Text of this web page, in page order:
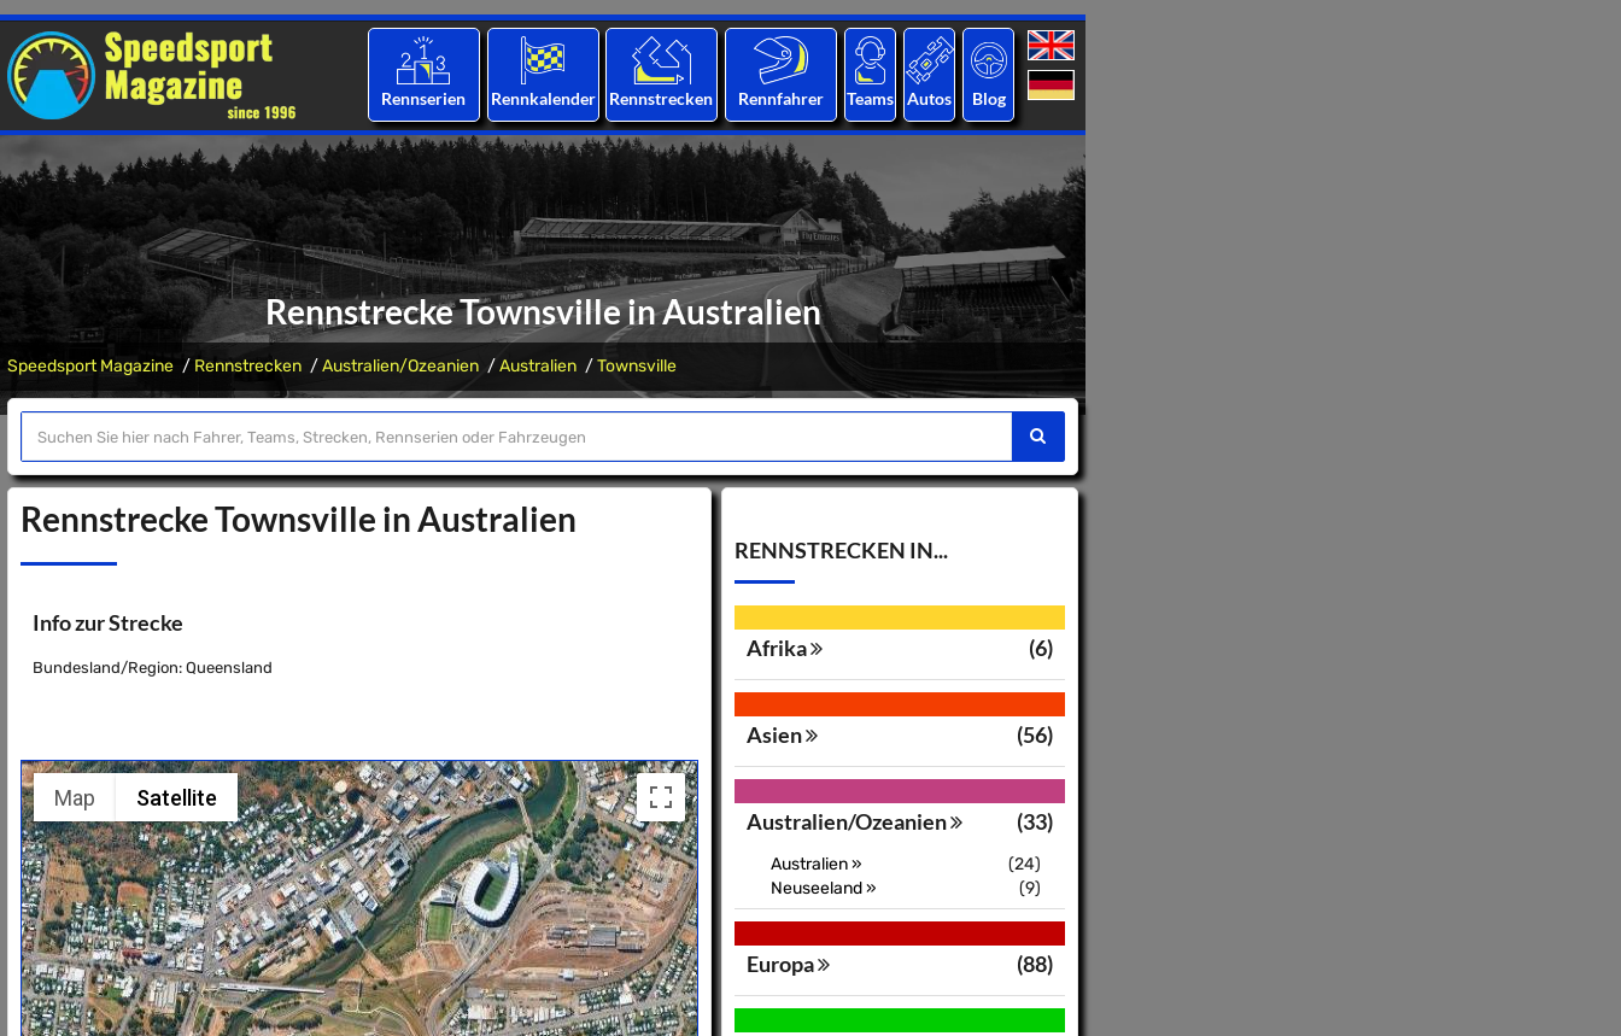
Rennserien Rennkalender Rennstrecken Rennfahrer Teams Autos Blog
Rennstrecke Townsville in Australien
Speedsport Magazine Rennstrecken Australien/Ozeanien Australien Townsville
Rennstrecke Townsville in Australien
Info zur Strecke
Bundesland/Region: Queensland
Map Satellite
RENNSTRECKEN IN...
Afrika (6)
Asien (56)
Australien/Ozeanien (33)
Australien »
(24)
Neuseeland »
(9)
Europa (88)